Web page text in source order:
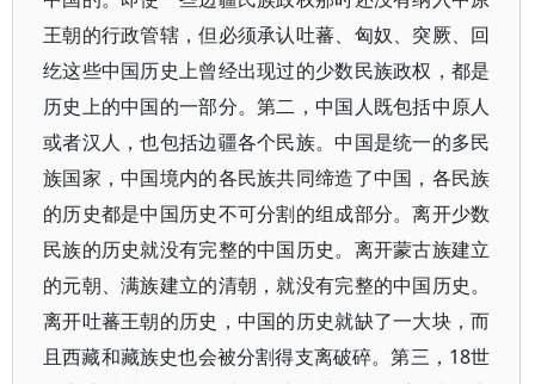
王朝的行政管辖，但必须承认吐蕃、匈奴、突厥、回
纥这些中国历史上曾经出现过的少数民族政权，都是
历史上的中国的一部分。第二，中国人既包括中原人
或者汉人，也包括边疆各个民族。中国是统一的多民
族国家，中国境内的各民族共同缔造了中国，各民族
的历史都是中国历史不可分割的组成部分。离开少数
民族的历史就没有完整的中国历史。离开蒙古族建立
的元朝、满族建立的清朝，就没有完整的中国历史。
离开吐蕃王朝的历史，中国的历史就缺了一大块，而
且西藏和藏族史也会被分割得支离破碎。第三，18世